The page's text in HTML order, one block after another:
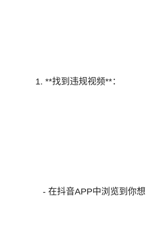
1. **找到违规视频**：
- 在抖音APP中浏览到你想